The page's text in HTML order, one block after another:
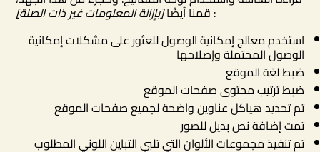
قمنا أيضًا[بإزالة المعلومات غير ذات الصلة]
:
استخدم معالج إمكانية الوصول للعثور على مشكلات إمكانية
الوصول المحتملة وإصلاحها
ضبط لغة الموقع
ضبط ترتيب محتوى صفحات الموقع
تم تحديد هياكل عناوين واضحة لجميع صفحات الموقع
تمت إضافة نص بديل للصور
تم تنفيذ مجموعات الألوان التي تلبي التباين اللوني المطلوب